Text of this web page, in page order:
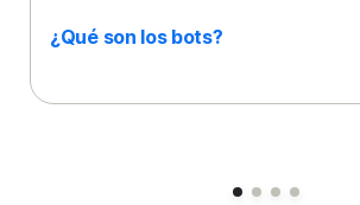
¿Qué son los bots?
Slide 1 Slide 2 Slide 3 Slide 4